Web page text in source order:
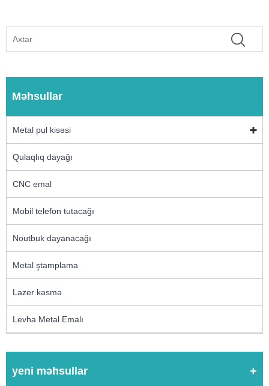
Məhsullar
Metal pul kisəsi
Qulaqlıq dayağı
CNC emal
Mobil telefon tutacağı
Noutbuk dayanacağı
Metal ştamplama
Lazer kəsmə
Levha Metal Emalı
yeni məhsullar